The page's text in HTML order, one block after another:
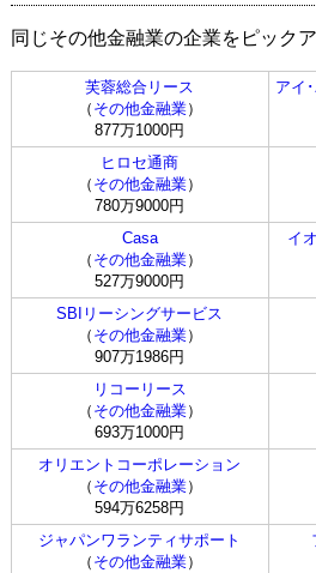
同じその他金融業の企業をピック
芙蓉総合リース
（ その他金融業）
877万1000円
アイ
ヒロセ通商
（ その他金融業）
780万9000円
Casa
（ その他金融業）
527万9000円
イ
SBIリーシングサービス
（ その他金融業）
907万1986円
リコーリース
（ その他金融業）
693万1000円
オリエントコーポレーション
（ その他金融業）
594万6258円
ジャパンワランティサポート
（ その他金融業）